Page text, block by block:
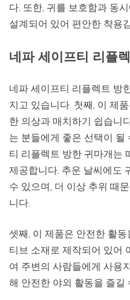
다. 또한, 귀를 보호함과 동
설계되어 있어 편안한 착용
네파 세이프티 리플
네파 세이프티 리플렉트 방
지고 있습니다. 첫째, 이 제
한 의상과 매치하기 쉽습니
는 분들에게 좋은 선택이 될
티 리플렉트 방한 귀마개는
제공합니다. 추운 날씨에도
수 있으며, 더 이상 추위 때
니다.
셋째, 이 제품은 안전한 활
티브 소재로 제작되어 있어
여 주변의 사람들에게 사용
해 안전한 야외 활동을 즐길